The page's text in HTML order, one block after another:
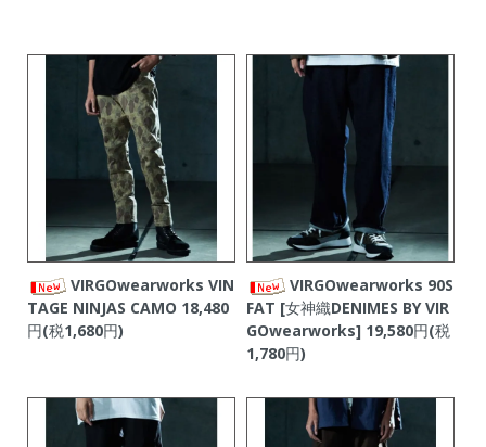
VIRGOwearworks VIN
TAGE NINJAS CAMO 18,480
円(税1,680円)
VIRGOwearworks 90S
FAT [女神織DENIMES BY VIR
GOwearworks] 19,580円(税
1,780円)